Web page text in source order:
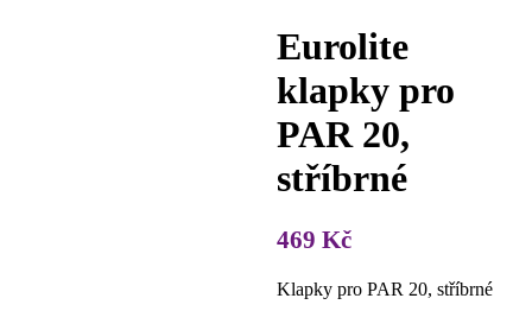
Eurolite
klapky pro
PAR 20,
stříbrné
469 Kč
Klapky pro PAR 20, stříbrné